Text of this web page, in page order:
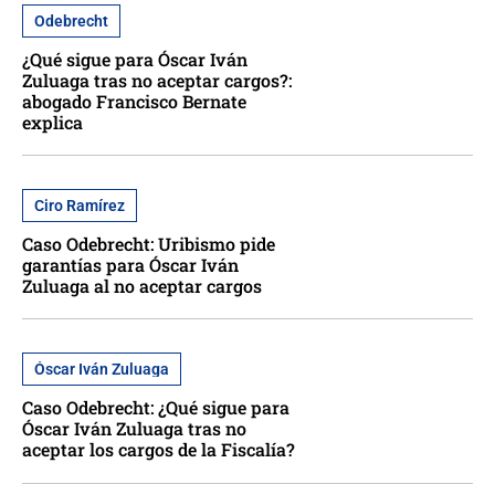
Odebrecht
¿Qué sigue para Óscar Iván
Zuluaga tras no aceptar cargos?:
abogado Francisco Bernate
explica
Ciro Ramírez
Caso Odebrecht: Uribismo pide
garantías para Óscar Iván
Zuluaga al no aceptar cargos
Óscar Iván Zuluaga
Caso Odebrecht: ¿Qué sigue para
Óscar Iván Zuluaga tras no
aceptar los cargos de la Fiscalía?